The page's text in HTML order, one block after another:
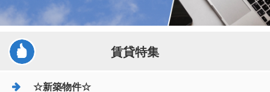
賃貸特集
☆新築物件☆